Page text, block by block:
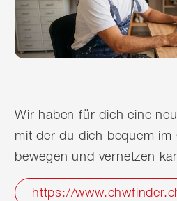
Wir haben für dich eine
mit der du dich bequem im
bewegen und vernetzen
https://